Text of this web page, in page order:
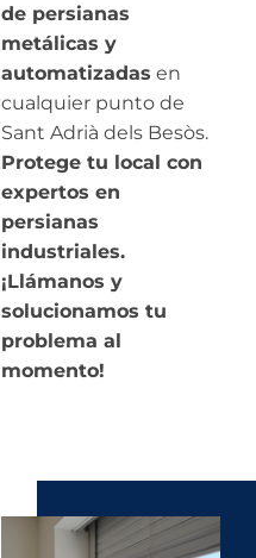
de persianas
metálicas y
automatizadas en
cualquier punto de
Sant Adrià dels Besòs.
Protege tu local con
expertos en
persianas
industriales.
¡Llámanos y
solucionamos tu
problema al
momento!